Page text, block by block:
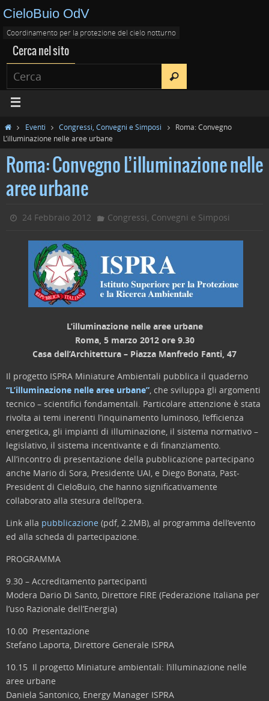
CieloBuio OdV
Coordinamento per la protezione del cielo notturno
Cerca nel sito
Eventi Congressi, Convegni e Simposi
Roma: Convegno
L’illuminazione nelle aree urbane
Roma: Convegno L’illuminazione nelle
aree urbane
24 Febbraio 2012 Congressi, Convegni e Simposi
L’illuminazione nelle aree urbane
Roma, 5 marzo 2012 ore 9.30
Casa dell’Architettura – Piazza Manfredo Fanti, 47
Il progetto ISPRA Miniature Ambientali pubblica il quaderno
“L’illuminazione nelle aree urbane”, che sviluppa gli argomenti
tecnico – scientifici fondamentali. Particolare attenzione è stata
rivolta ai temi inerenti l’inquinamento luminoso, l’efficienza
energetica, gli impianti di illuminazione, il sistema normativo –
legislativo, il sistema incentivante e di finanziamento.
All’incontro di presentazione della pubblicazione partecipano
anche Mario di Sora, Presidente UAI, e Diego Bonata, Past-
President di CieloBuio, che hanno significativamente
collaborato alla stesura dell’opera.
Link alla pubblicazione (pdf, 2.2MB), al programma dell’evento
ed alla scheda di partecipazione.
PROGRAMMA
9.30 – Accreditamento partecipanti
Modera Dario Di Santo, Direttore FIRE (Federazione Italiana per
l’uso Razionale dell’Energia)
10.00 Presentazione
Stefano Laporta, Direttore Generale ISPRA
10.15 Il progetto Miniature ambientali: l’illuminazione nelle
aree urbane
Daniela Santonico, Energy Manager ISPRA